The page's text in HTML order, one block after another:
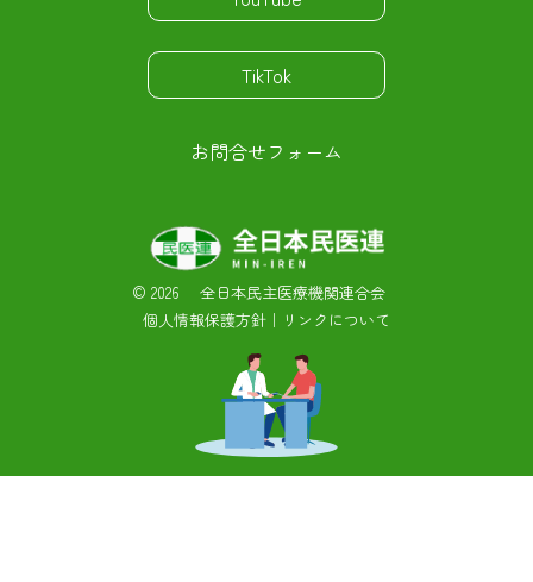
TikTok
お問合せフォーム
© 2026 全日本民主医療機関連合会
個人情報保護方針 ｜ リンクについて